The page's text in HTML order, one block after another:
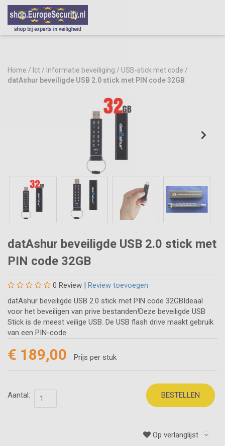
Home / Ict / Informatie beveiliging / USB-stick met code /
datAshur beveiligde USB 2.0 stick met PIN code 32GB
datAshur beveiligde USB 2.0 stick met
PIN code 32GB
0 Review | Review toevoegen
datAshur beveiligde USB 2.0 stick met PIN code 32GBIdeaal
voor het beveiligen van prive bestanden!Deze beveiligde USB
Stick is de meest veilige USB. De USB flash drive maakt gebruik
van een PIN-code.
€ 189,00 Prijs per stuk
Aantal: BESTELLEN
Op verlanglijst